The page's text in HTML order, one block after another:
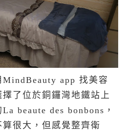
app 找美容
了位於銅鑼灣地鐵站上
beaute des bonbons，
很大，但感覺整齊衛